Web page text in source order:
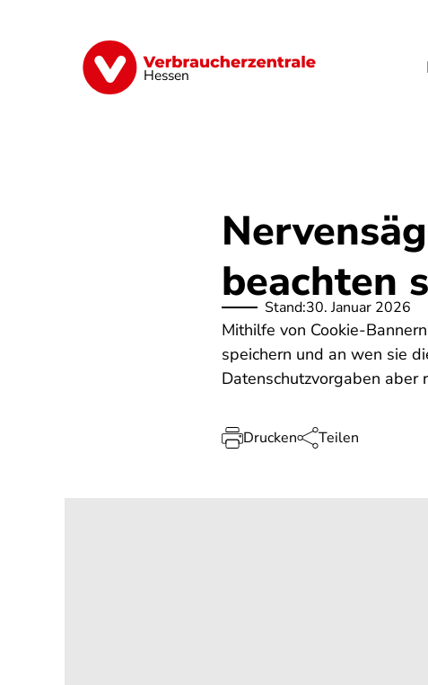
Hessen
Digitales Energie Finanzen
beachten
Stand:30. Januar 2026
Mithilfe von Cookie-
speichern und an wen sie
Datenschutzvorgaben aber
Drucken Teilen